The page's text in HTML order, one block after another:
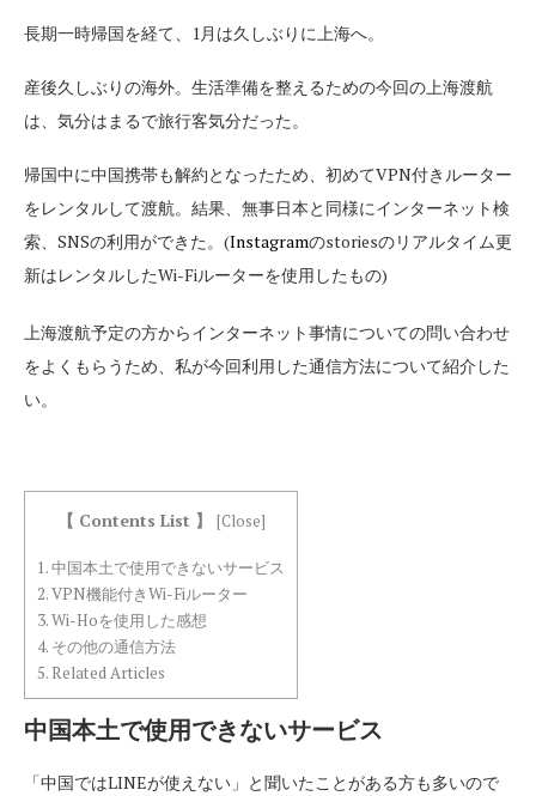
長期一時帰国を経て、1月は久しぶりに上海へ。
産後久しぶりの海外。生活準備を整えるための今回の上海渡航
は、気分はまるで旅行客気分だった。
帰国中に中国携帯も解約となったため、初めてVPN付きルーター
をレンタルして渡航。結果、無事日本と同様にインターネット検
索、SNSの利用ができた。(Instagramのstoriesのリアルタイム更
新はレンタルしたWi-Fiルーターを使用したもの)
上海渡航予定の方からインターネット事情についての問い合わせ
をよくもらうため、私が今回利用した通信方法について紹介した
い。
【 Contents List 】 [Close]
1.中国本土で使用できないサービス
2.VPN機能付きWi-Fiルーター
3.Wi-Hoを使用した感想
4. その他の通信方法
5. Related Articles
中国本土で使用できないサービス
「中国ではLINEが使えない」と聞いたことがある方も多いので